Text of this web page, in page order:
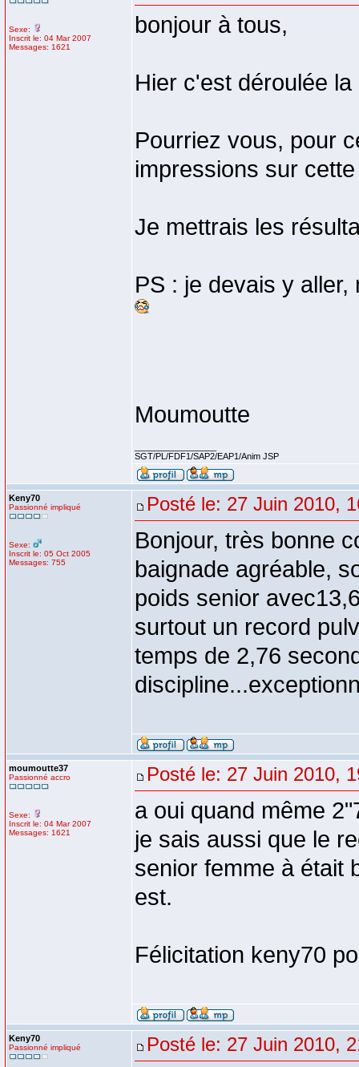
Sexe:
Inscrit le: 04 Mar 2007
Messages: 1621
bonjour à tous,
Hier c'est déroulée
Pourriez vous, pour
impressions sur
Je mettrais les
PS : je devais y
Moumoutte
SGT/PL/FDF1/SAP2/EAP1/Anim JSP
Keny70
Passionné impliqué
Sexe:
Inscrit le: 05 Oct 2005
Messages: 755
Posté le: 27 Juin 2010,
Bonjour, très bonne
baignade agréable,
poids senior
surtout un record
temps de 2,76
moumoutte37
Passionné accro
Sexe:
Inscrit le: 04 Mar 2007
Messages: 1621
Posté le: 27 Juin 2010,
a oui quand même
je sais aussi que le
senior femme à était
est.
Félicitation keny70
Keny70
Passionné impliqué Posté le: 27 Juin 2010,